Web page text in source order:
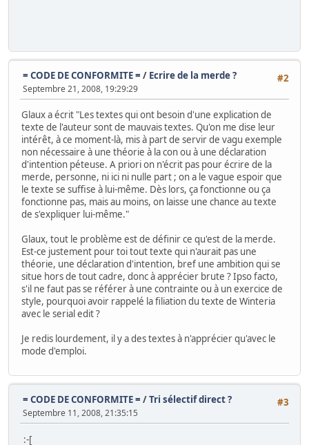
#2
= CODE DE CONFORMITE = / Ecrire de la merde ?
Septembre 21, 2008, 19:29:29
Glaux a écrit "Les textes qui ont besoin d'une explication de
texte de l'auteur sont de mauvais textes. Qu'on me dise leur
intérêt, à ce moment-là, mis à part de servir de vagu exemple
non nécessaire à une théorie à la con ou à une déclaration
d'intention péteuse. A priori on n'écrit pas pour écrire de la
merde, personne, ni ici ni nulle part ; on a le vague espoir que
le texte se suffise à lui-même. Dès lors, ça fonctionne ou ça
fonctionne pas, mais au moins, on laisse une chance au texte
de s'expliquer lui-même."
Glaux, tout le problème est de définir ce qu'est de la merde.
Est-ce justement pour toi tout texte qui n'aurait pas une
théorie, une déclaration d'intention, bref une ambition qui se
situe hors de tout cadre, donc à apprécier brute ? Ipso facto,
s'il ne faut pas se référer à une contrainte ou à un exercice de
style, pourquoi avoir rappelé la filiation du texte de Winteria
avec le serial edit ?
Je redis lourdement, il y a des textes à n'apprécier qu'avec le
mode d'emploi.
#3
= CODE DE CONFORMITE = /Tri sélectif direct ?
Septembre 11, 2008, 21:35:15
:-[